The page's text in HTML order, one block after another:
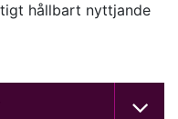
hållbart nyttjande